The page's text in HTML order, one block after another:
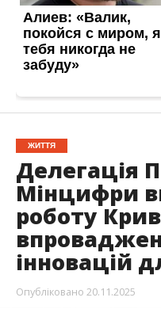
ЖИТТЯ
Делегація
Мінцифри
роботу
інновацій
Опубліковано 20.11.2025